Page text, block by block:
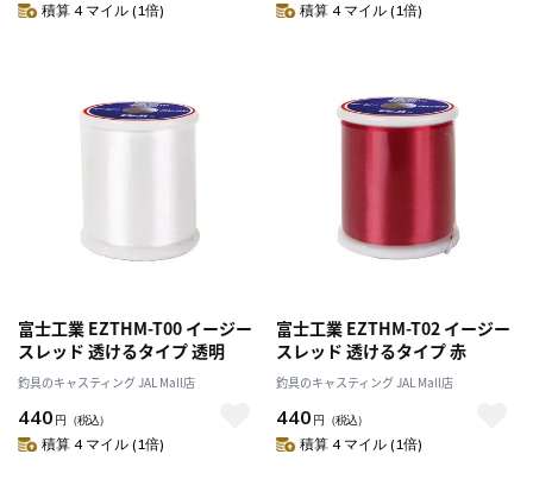
積算 4 マイル (1倍) 積算 4 マイル (1倍)
富士工業 EZTHM-T00 イージー
スレッド 透けるタイプ 透明
釣具のキャスティング JAL Mall店
440 円 （税込）
積算 4 マイル (1倍)
富士工業 EZTHM-T02 イージー
スレッド 透けるタイプ 赤
釣具のキャスティング JAL Mall店
440 円 （税込）
積算 4 マイル (1倍)